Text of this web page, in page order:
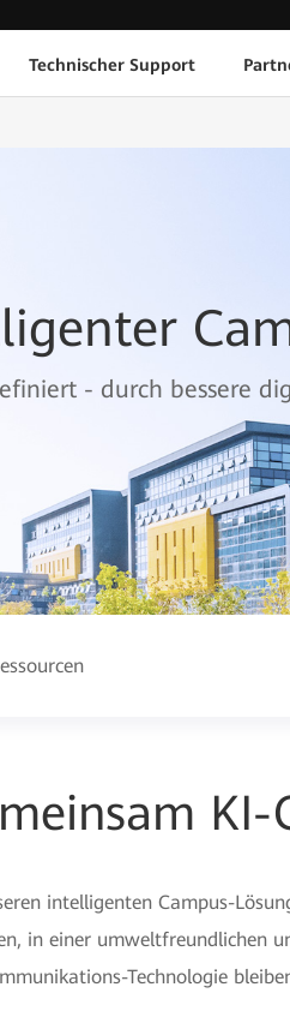
Technischer Support
- durch bessere
intelligenten Campus-
in einer umweltfreundlichen
Technologie